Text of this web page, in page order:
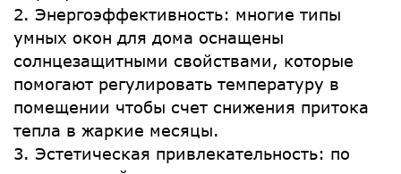
2. Энергоэффективность: многие типы
умных окон для дома оснащены
солнцезащитными свойствами, которые
помогают регулировать температуру в
помещении чтобы счет снижения притока
тепла в жаркие месяцы.
3. Эстетическая привлекательность: по